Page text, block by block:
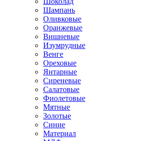
Шампань
Оливковые
Оранжевые
Вишневые
Изумрудные
Венге
Ореховые
Янтарные
Сиреневые
Салатовые
Фиолетовые
Мятные
Золотые
Синие
Материал